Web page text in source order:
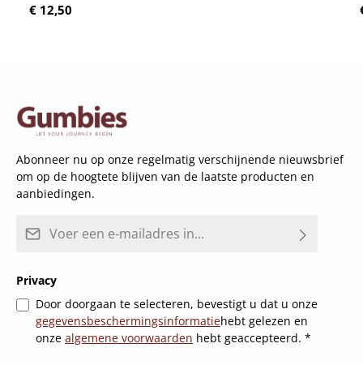
Normale prijs:
€ 12,50
Abonneer nu op onze regelmatig verschijnende nieuwsbrief
om op de hoogtete blijven van de laatste producten en
aanbiedingen.
Privacy
Door doorgaan te selecteren, bevestigt u dat u onze
gegevensbeschermingsinformatiehebt gelezen en
onze algemene voorwaarden hebt geaccepteerd. *